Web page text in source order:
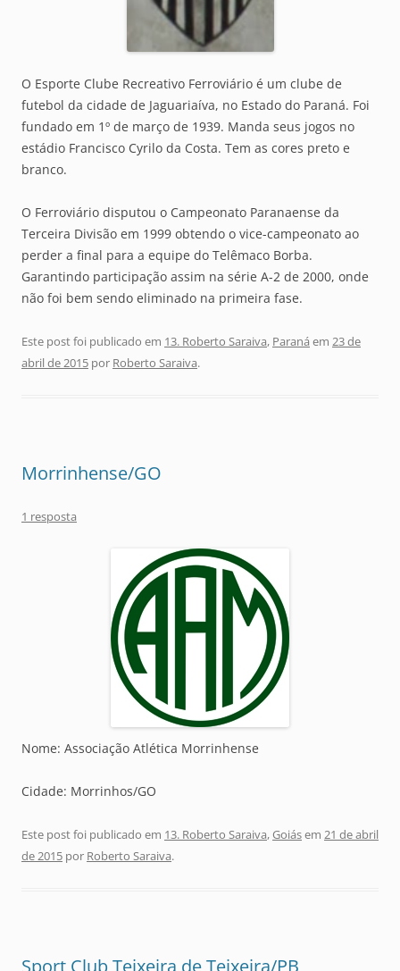
O Esporte Clube Recreativo Ferroviário é um clube de
futebol da cidade de Jaguariaíva, no Estado do Paraná. Foi
fundado em 1º de março de 1939. Manda seus jogos no
estádio Francisco Cyrilo da Costa. Tem as cores preto e
branco.
O Ferroviário disputou o Campeonato Paranaense da
Terceira Divisão em 1999 obtendo o vice-campeonato ao
perder a final para a equipe do Telêmaco Borba.
Garantindo participação assim na série A-2 de 2000, onde
não foi bem sendo eliminado na primeira fase.
Este post foi publicado em 13. Roberto Saraiva, Paraná em 23 de
abril de 2015 por Roberto Saraiva.
Morrinhense/GO
1 resposta
Nome: Associação Atlética Morrinhense
Cidade: Morrinhos/GO
Este post foi publicado em 13. Roberto Saraiva,Goiásem 21 de abril
de 2015 por Roberto Saraiva.
Sport Club Teixeira de Teixeira/PB